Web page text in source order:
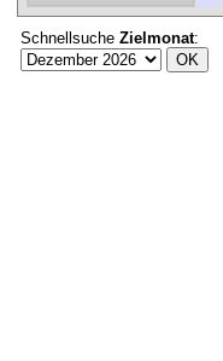
Schnellsuche Zielmonat: